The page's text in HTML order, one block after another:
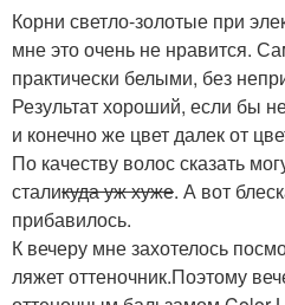
Корни светло-золотые при
мне это очень не нравится.
практически белыми, без
Результат хороший, если бы
и конечно же цвет далек от
По качеству волос сказать
сталикуда уж хуже. А вот
прибавилось.
К вечеру мне захотелось
ляжет оттеночник.Поэтому